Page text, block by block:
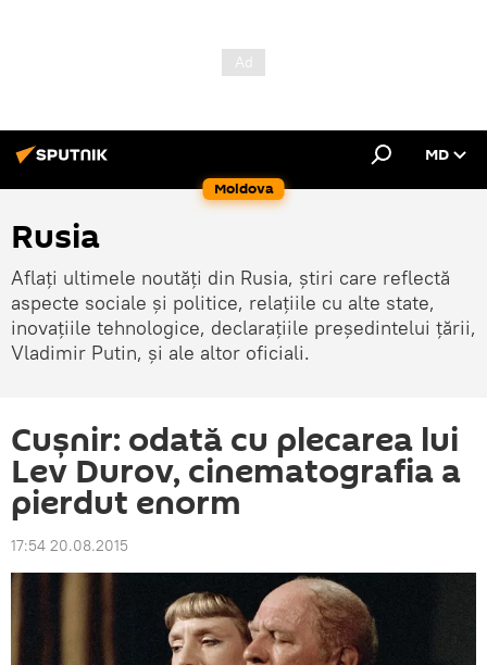
Moldova
MD
Rusia
Aflați ultimele noutăți din Rusia, știri care reflectă
aspecte sociale și politice, relațiile cu alte state,
inovațiile tehnologice, declarațiile președintelui țării,
Vladimir Putin, și ale altor oficiali.
Cușnir: odată cu plecarea lui
Lev Durov, cinematografia a
pierdut enorm
17:54 20.08.2015